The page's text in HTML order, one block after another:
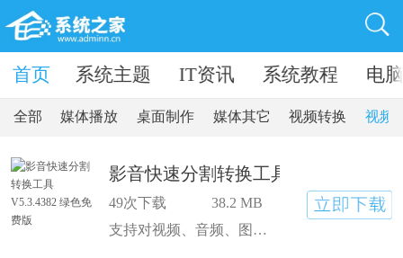
软件 系统主题 IT资讯 系统教程 电
首页
全部 媒体播放 桌面制作 媒体其它 视频转换 视频
影音快速分割转换工具 V5.3.4382 绿
49次下载
38.2 MB
支持对视频、音频、图片等全部常用媒体格式的快速转换、快速切割、影音合并、批量处理。快速、易用、多功能、全格式多媒体处理工具。